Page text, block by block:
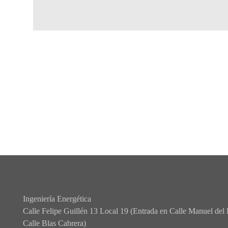
Ingeniería Energética
Calle Felipe Guillén 13 Local 19 (Entrada en Calle Manuel del
Calle Blas Cabrera)